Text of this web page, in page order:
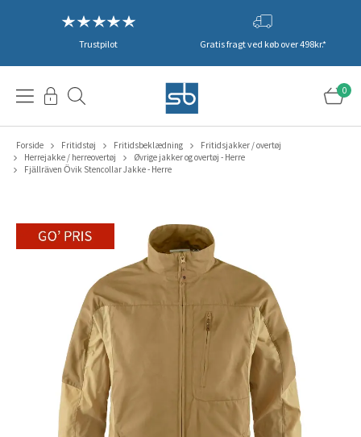
Trustpilot Gratis fragt ved køb over 498kr.*
0
Forside Fritidstøj Fritidsbeklædning
Fritidsjakker / overtøj
Herrejakke / herreovertøj
Øvrige jakker og overtøj - Herre
Fjällräven Övik Stencollar Jakke - Herre